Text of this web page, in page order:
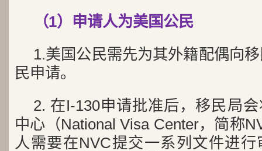
（1）申请人为美国公民
1.美国公民需先为其外籍配偶向
民申请。
2. 在I-130申请批准后，移民局
中心（National Visa Center，简称
人需要在NVC提交一系列文件进